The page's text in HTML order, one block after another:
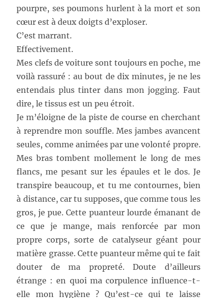
pourpre, ses poumons hurlent à la mort et son
cœur est à deux doigts d’exploser.
C’est marrant.
Effectivement.
Mes clefs de voiture sont toujours en poche, me
voilà rassuré : au bout de dix minutes, je ne les
entendais plus tinter dans mon jogging. Faut
dire, le tissus est un peu étroit.
Je m’éloigne de la piste de course en cherchant
à reprendre mon souffle. Mes jambes avancent
seules, comme animées par une volonté propre.
Mes bras tombent mollement le long de mes
flancs, me pesant sur les épaules et le dos. Je
transpire beaucoup, et tu me contournes, bien
à distance, car tu supposes, que comme tous les
gros, je pue. Cette puanteur lourde émanant de
ce que je mange, mais renforcée par mon
propre corps, sorte de catalyseur géant pour
matière grasse. Cette puanteur même qui te fait
douter de ma propreté. Doute d’ailleurs
étrange : en quoi ma corpulence influence-t-
elle mon hygiène ? Qu’est-ce qui te laisse